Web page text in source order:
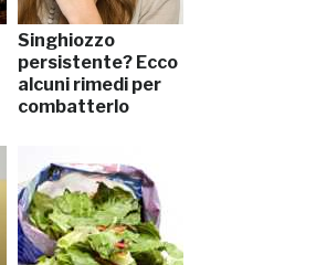
Singhiozzo
persistente? Ecco
alcuni rimedi per
combatterlo